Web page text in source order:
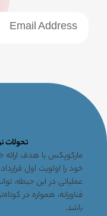
خبرنامه
تحولات
مارکوپکس با هدف ارائه
عملیاتی در این حیطه،
فناورانه، همواره در
باشد.